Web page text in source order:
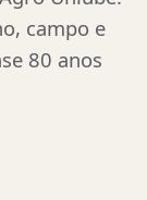
campo e
80 anos